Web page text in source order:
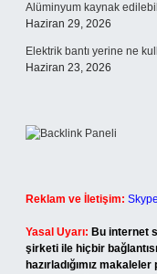
Alüminyum kaynak
Haziran 29, 2026
Elektrik bantı yerine ne
Haziran 23, 2026
Reklam ve İletişim:
Yasal Uyarı: Bu internet
şirketi ile hiçbir
hazırladığımız